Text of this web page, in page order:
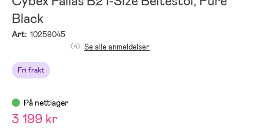
Black
Art: 10259045
Fri frakt
(4) Se alle anmeldelser
På nettlager
3 199 kr